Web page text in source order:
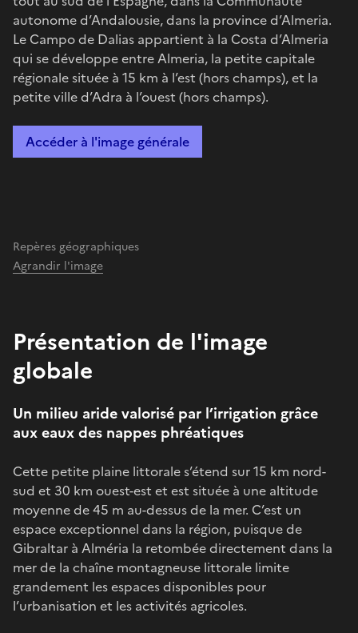
autonome d’Andalousie, dans la province d’Almeria.
Le Campo de Dalias appartient à la Costa d’Almeria
qui se développe entre Almeria, la petite capitale
régionale située à 15 km à l’est (hors champs), et la
petite ville d’Adra à l’ouest (hors champs).
Accéder à l'image générale
Repères géographiques
Agrandir l'image
Présentation de l'image
globale
Un milieu aride valorisé par l’irrigation grâce
aux eaux des nappes phréatiques
Cette petite plaine littorale s’étend sur 15 km nord-
sud et 30 km ouest-est et est située à une altitude
moyenne de 45 m au-dessus de la mer. C’est un
espace exceptionnel dans la région, puisque de
Gibraltar à Alméria la retombée directement dans la
mer de la chaîne montagneuse littorale limite
grandement les espaces disponibles pour
l’urbanisation et les activités agricoles.